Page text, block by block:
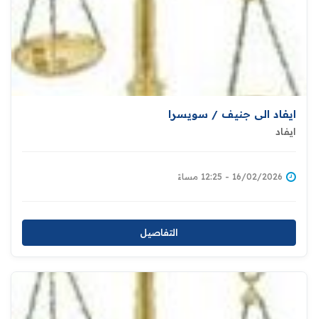
ايفاد الى جنيف / سويسرا
ايفاد
16/02/2026 - 12:25 مساءً
التفاصيل